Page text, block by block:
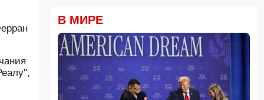
«Новые технологии формируют новые
профессии на рынке труда» — эксперт
16:48, 06.08.2026
Джейхун Байрамов и Андрей Сибига проводят
встречу в Киеве
16:28, 06.08.2026
Гави покрасил волосы в розовый цвет в честь
В МИРЕ